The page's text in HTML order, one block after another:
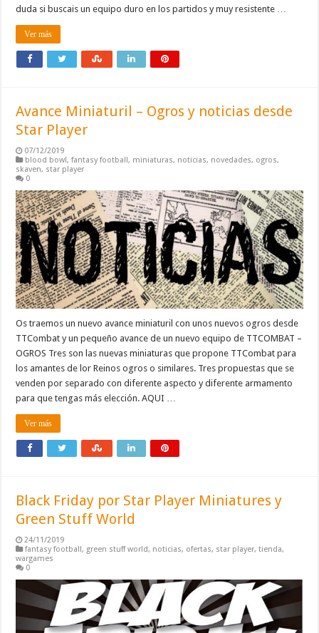
duda si buscais un equipo duro en los partidos y muy resistente …
Ver más
Avance Miniaturil – Ogros y noticias desde
Star Player
07/12/2019
blood bowl,fantasy football, miniaturas, noticias, novedades, ogros,
skaven, star player
0
Os traemos un nuevo avance miniaturil con unos nuevos ogros desde
TTCombat y un pequeño avance de un nuevo equipo de TTCOMBAT –
OGROS Tres son las nuevas miniaturas que propone TTCombat para
los amantes de lor Reinos ogros o similares. Tres propuestas que se
venden por separado con diferente aspecto y diferente armamento
para que tengas más elección. AQUI …
Ver más
Black Friday por Star Player Miniatures y
Green Stuff World
24/11/2019
fantasy football, green stuff world, noticias, ofertas, star player,tienda,
wargames
0